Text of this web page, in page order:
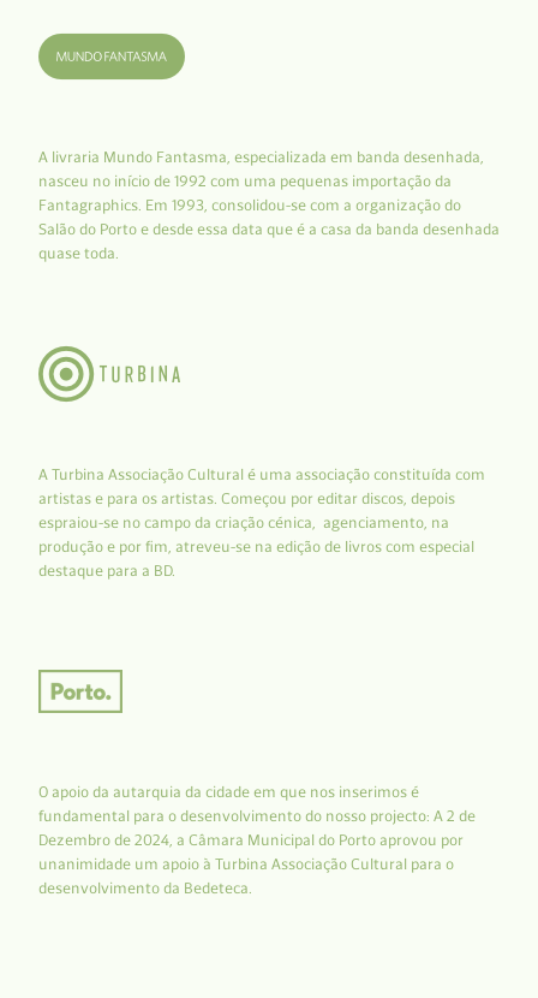
A livraria Mundo Fantasma, especializada em banda desenhada,
nasceu no início de 1992 com uma pequenas importação da
Fantagraphics. Em 1993, consolidou-se com a organização do
Salão do Porto e desde essa data que é a casa da banda desenhada
quase toda.
A Turbina Associação Cultural é uma associação constituída com
artistas e para os artistas. Começou por editar discos, depois
espraiou-se no campo da criação cénica, agenciamento, na
produção e por fim, atreveu-se na edição de livros com especial
destaque para a BD.
O apoio da autarquia da cidade em que nos inserimos é
fundamental para o desenvolvimento do nosso projecto: A 2 de
Dezembro de 2024, a Câmara Municipal do Porto aprovou por
unanimidade um apoio à Turbina Associação Cultural para o
desenvolvimento da Bedeteca.